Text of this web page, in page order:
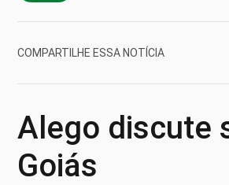
COMPARTILHE ESSA NOTÍCIA
Alego discute
Goiás